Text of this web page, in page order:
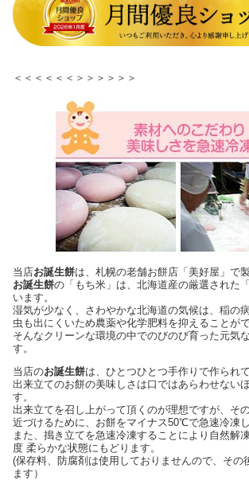
＜＜＜＜＜＜＞＞＞＞＞＞
当店お誕生餅は、札幌の老舗お餅店「美好屋」で
お誕生餅の「もち米」は、北海道産の厳選された
います。
湿気が少なく、さわやかな北海道の気候は、稲の
虫も出にくいため農薬や化学肥料を抑えることがで
そんなクリーンな環境の中でのびのび育った元気
す。
当店のお誕生餅は、ひとつひとつ手作りで作られて
出来立てのお餅の美味しさは口ではあらわせない
す。
出来立てを召し上がって頂くのが理想ですが、そ
近づけるために、お餅をマイナス50℃で急速冷凍し
また、搗き立てを急速冷凍することにより自然解
度 柔らかな状態にもどります。
(保存料、防腐剤は使用しておりませんので、その
ます）